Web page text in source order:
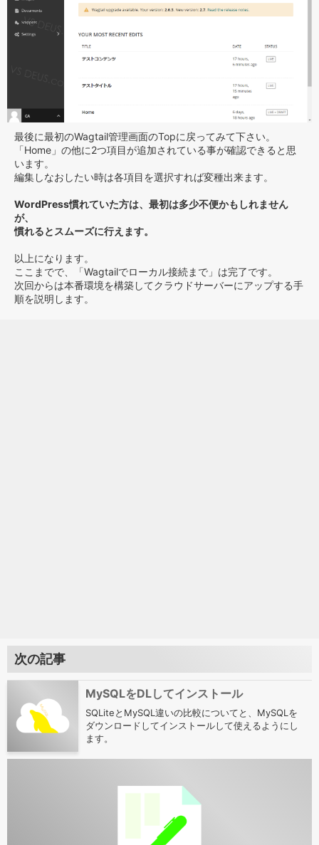
最後に最初のWagtail管理画面のTopに戻ってみて下さい。
「Home」の他に2つ項目が追加されている事が確認できると思
います。
編集しなおしたい時は各項目を選択すれば変種出来ます。
WordPress慣れていた方は、最初は多少不便かもしれません
が、
慣れるとスムーズに行えます。
以上になります。
ここまでで、「Wagtailでローカル接続まで」は完了です。
次回からは本番環境を構築してクラウドサーバーにアップする手
順を説明します。
次の記事
MySQLをDLしてインストール
SQLiteとMySQL違いの比較についてと、MySQLを
ダウンロードしてインストールして使えるようにし
ます。